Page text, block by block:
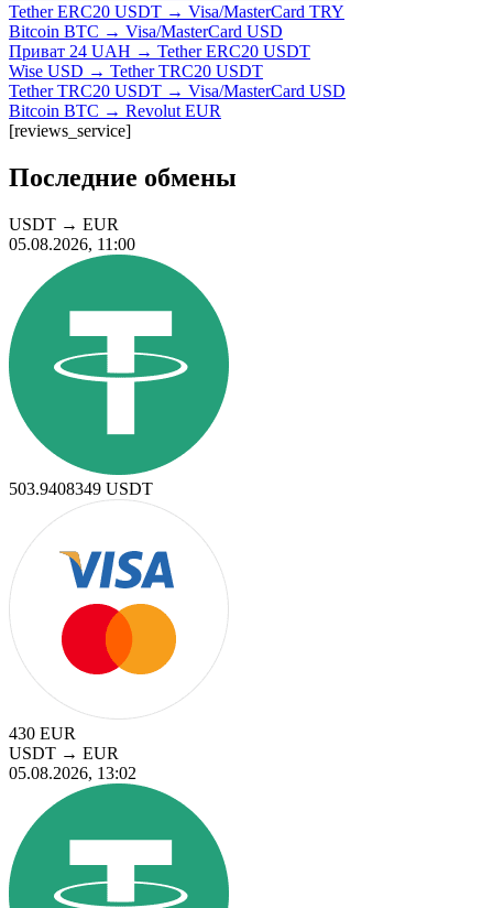
Tether ERC20 USDT → Visa/MasterCard TRY
Bitcoin BTC → Visa/MasterCard USD
Приват 24 UAH → Tether ERC20 USDT
Wise USD → Tether TRC20 USDT
Tether TRC20 USDT → Visa/MasterCard USD
Bitcoin BTC → Revolut EUR
[reviews_service]
Последние обмены
USDT → EUR
05.08.2026, 11:00
503.9408349 USDT
430 EUR
USDT → EUR
05.08.2026, 13:02